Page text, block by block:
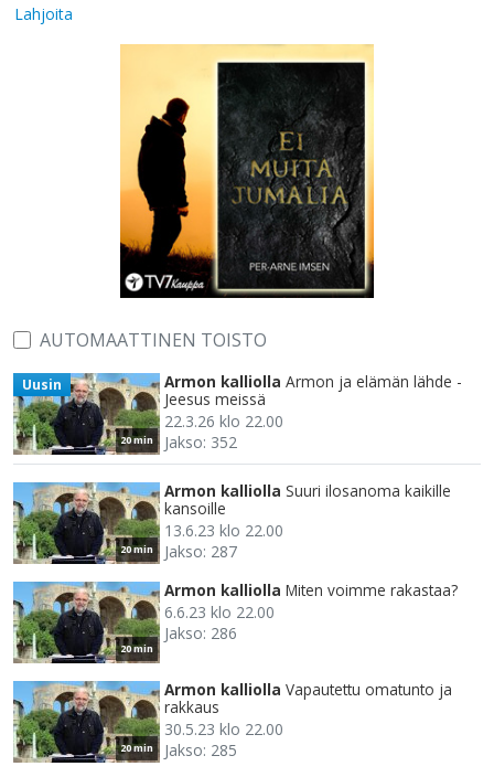
Lahjoita
AUTOMAATTINEN TOISTO
20 min
Uusin Armon kalliolla Armon ja elämän lähde -
Jeesus meissä
22.3.26 klo 22.00
Jakso: 352
20 min
Armon kalliolla Suuri ilosanoma kaikille
kansoille
13.6.23 klo 22.00
Jakso: 287
20 min
Armon kalliolla Miten voimme rakastaa?
6.6.23 klo 22.00
Jakso: 286
20 min
Armon kalliolla Vapautettu omatunto ja
rakkaus
30.5.23 klo 22.00
Jakso: 285